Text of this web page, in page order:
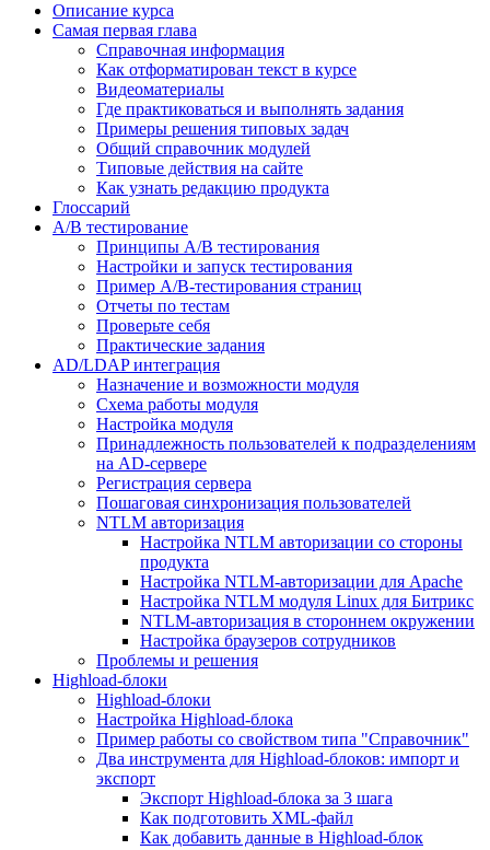
Описание курса
Самая первая глава
Справочная информация
Как отформатирован текст в курсе
Видеоматериалы
Где практиковаться и выполнять задания
Примеры решения типовых задач
Общий справочник модулей
Типовые действия на сайте
Как узнать редакцию продукта
Глоссарий
A/B тестирование
Принципы A/B тестирования
Настройки и запуск тестирования
Пример A/B-тестирования страниц
Отчеты по тестам
Проверьте себя
Практические задания
AD/LDAP интеграция
Назначение и возможности модуля
Схема работы модуля
Настройка модуля
Принадлежность пользователей к подразделениям
на AD-сервере
Регистрация сервера
Пошаговая синхронизация пользователей
NTLM авторизация
Настройка NTLM авторизации со стороны
продукта
Настройка NTLM-авторизации для Apache
Настройка NTLM модуля Linux для Битрикс
NTLM-авторизация в стороннем окружении
Настройка браузеров сотрудников
Проблемы и решения
Highload-блоки
Highload-блоки
Настройка Highload-блока
Пример работы со свойством типа "Справочник"
Два инструмента для Highload-блоков: импорт и
экспорт
Экспорт Highload-блока за 3 шага
Как подготовить XML-файл
Как добавить данные в Highload-блок